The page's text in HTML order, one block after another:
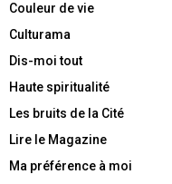
Couleur de vie
Culturama
Dis-moi tout
Haute spiritualité
Les bruits de la Cité
Lire le Magazine
Ma préférence à moi